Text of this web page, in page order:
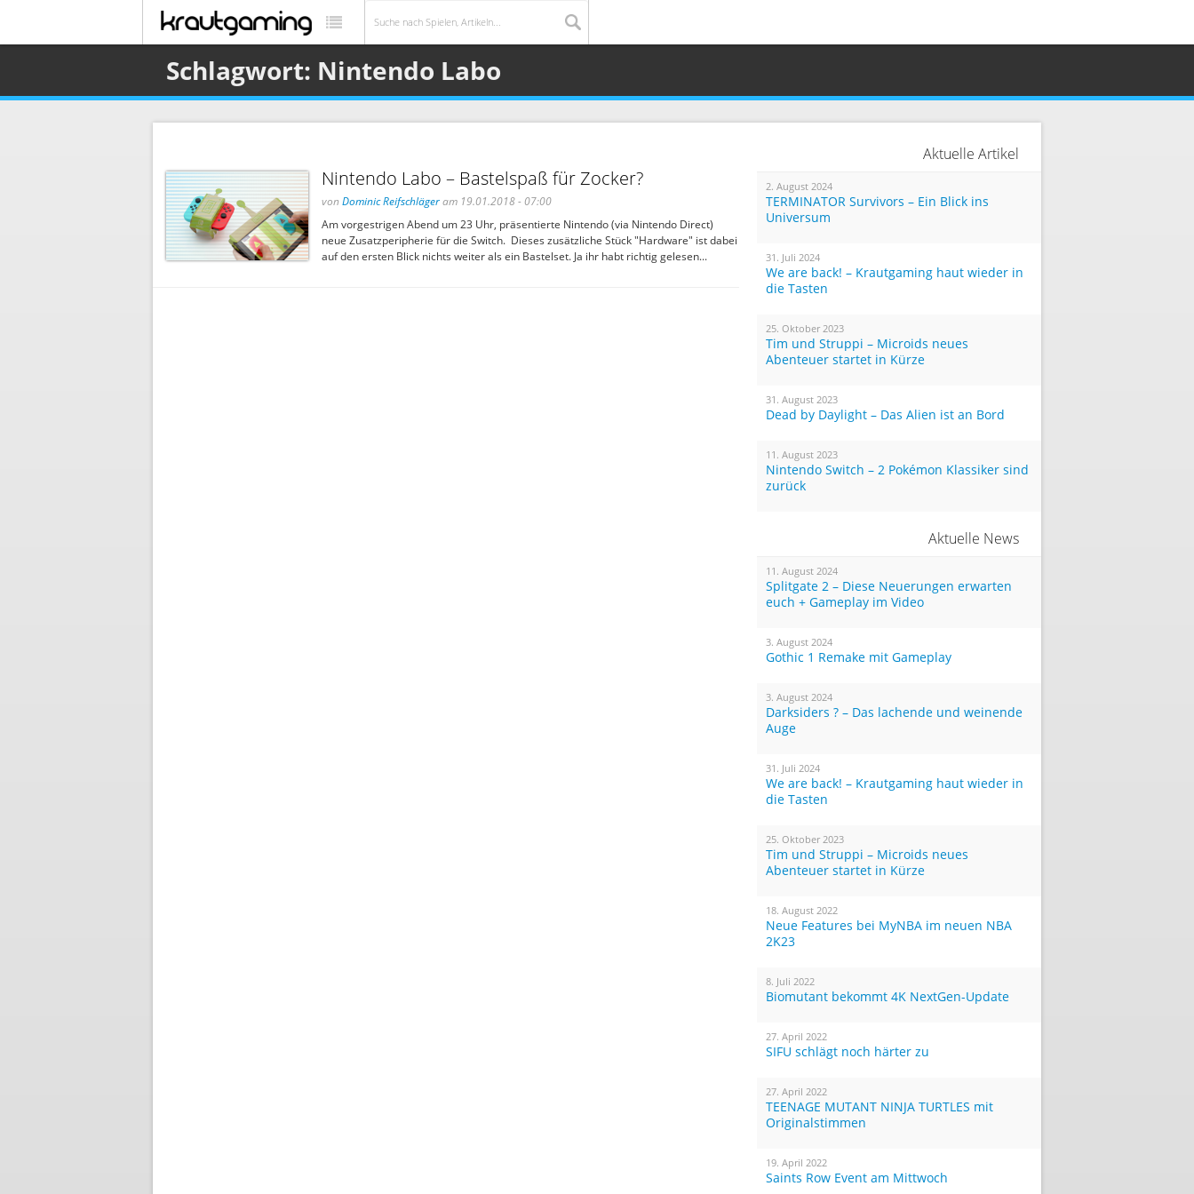
Schlagwort: Nintendo Labo
Nintendo Labo – Bastelspaß für Zocker?
von Dominic Reifschlägeram 19.01.2018 - 07:00
Am vorgestrigen Abend um 23 Uhr, präsentierte Nintendo (via Nintendo Direct)
neue Zusatzperipherie für die Switch. Dieses zusätzliche Stück "Hardware" ist dabei
auf den ersten Blick nichts weiter als ein Bastelset. Ja ihr habt richtig gelesen...
Aktuelle Artikel
2. August 2024
TERMINATOR Survivors – Ein Blick ins
Universum
31. Juli 2024
We are back! – Krautgaming haut wieder in
die Tasten
25. Oktober 2023
Tim und Struppi – Microids neues
Abenteuer startet in Kürze
31. August 2023
Dead by Daylight – Das Alien ist an Bord
11. August 2023
Nintendo Switch – 2 Pokémon Klassiker sind
zurück
Aktuelle News
11. August 2024
Splitgate 2 – Diese Neuerungen erwarten
euch + Gameplay im Video
3. August 2024
Gothic 1 Remake mit Gameplay
3. August 2024
Darksiders ? – Das lachende und weinende
Auge
31. Juli 2024
We are back! – Krautgaming haut wieder in
die Tasten
25. Oktober 2023
Tim und Struppi – Microids neues
Abenteuer startet in Kürze
18. August 2022
Neue Features bei MyNBA im neuen NBA
2K23
8. Juli 2022
Biomutant bekommt 4K NextGen-Update
27. April 2022
SIFU schlägt noch härter zu
27. April 2022
TEENAGE MUTANT NINJA TURTLES mit
Originalstimmen
19. April 2022
Saints Row Event am Mittwoch